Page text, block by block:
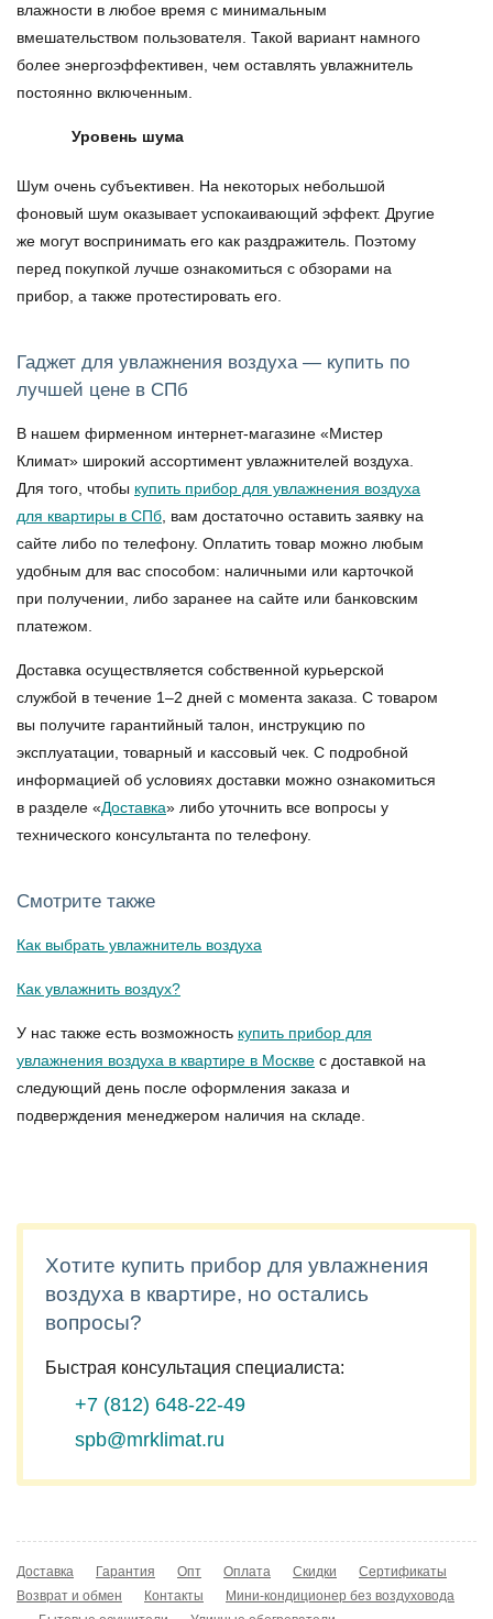
влажности в любое время с минимальным
вмешательством пользователя. Такой вариант намного
более энергоэффективен, чем оставлять увлажнитель
постоянно включенным.
Уровень шума
Шум очень субъективен. На некоторых небольшой
фоновый шум оказывает успокаивающий эффект. Другие
же могут воспринимать его как раздражитель. Поэтому
перед покупкой лучше ознакомиться с обзорами на
прибор, а также протестировать его.
Гаджет для увлажнения воздуха — купить по
лучшей цене в СПб
В нашем фирменном интернет-магазине «Мистер
Климат» широкий ассортимент увлажнителей воздуха.
Для того, чтобы купить прибор для увлажнения воздуха
для квартиры в СПб , вам достаточно оставить заявку на
сайте либо по телефону. Оплатить товар можно любым
удобным для вас способом: наличными или карточкой
при получении, либо заранее на сайте или банковским
платежом.
Доставка осуществляется собственной курьерской
службой в течение 1–2 дней с момента заказа. С товаром
вы получите гарантийный талон, инструкцию по
эксплуатации, товарный и кассовый чек. С подробной
информацией об условиях доставки можно ознакомиться
в разделе «Доставка» либо уточнить все вопросы у
технического консультанта по телефону.
Смотрите также
Как выбрать увлажнитель воздуха
Как увлажнить воздух?
У нас также есть возможность купить прибор для
увлажнения воздуха в квартире в Москве с доставкой на
следующий день после оформления заказа и
подверждения менеджером наличия на складе.
Хотите купить прибор для увлажнения
воздуха в квартире, но остались
вопросы?
Быстрая консультация специалиста:
+7 (812) 648-22-49
spb@mrklimat.ru
Доставка Гарантия Опт Оплата Скидки
Сертификаты
Возврат и обмен
Контакты
Мини-кондиционер без воздуховода